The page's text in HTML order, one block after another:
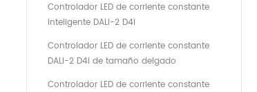
Controlador LED de corriente constante
inteligente DALI-2 D4i
Controlador LED de corriente constante
DALI-2 D4i de tamaño delgado
Controlador LED de corriente constante